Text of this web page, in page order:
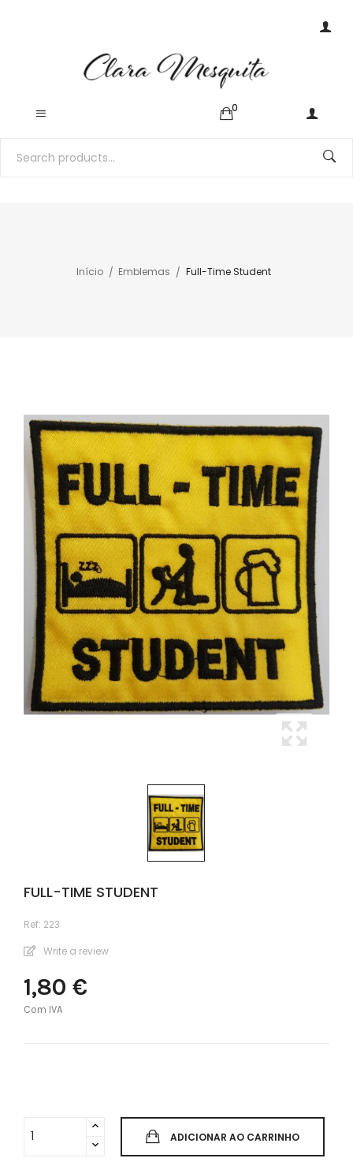
0
Início Emblemas Full-Time Student
FULL-TIME STUDENT
Ref: 223
Write a review
1,80 €
Com IVA
ADICIONAR AO CARRINHO